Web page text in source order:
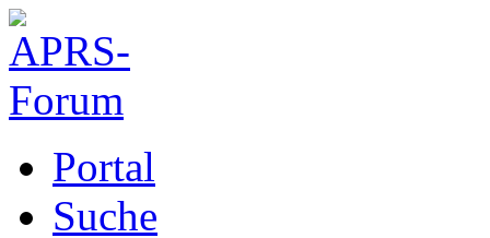
Portal
Suche